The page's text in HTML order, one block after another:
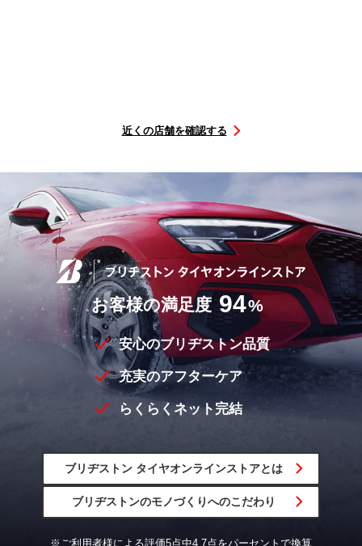
近くの店舗を確認する
お客様の満足度 94%
安心のブリヂストン品質
充実のアフターケア
らくらくネット完結
ブリヂストン タイヤオンラインストアとは
ブリヂストンのモノづくりへのこだわり
※ご利用者様による評価5点中4.7点をパーセントで換算